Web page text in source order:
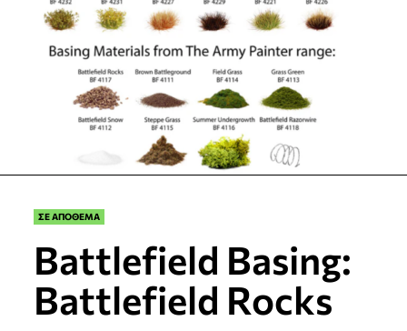
ΣΕ ΑΠΟΘΕΜΑ
Battlefield Basing:
Battlefield Rocks